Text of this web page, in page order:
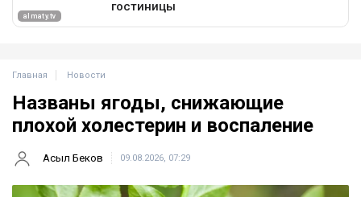
Главная Новости
Названы ягоды, снижающие
плохой холестерин и воспаление
Асыл Беков 09.08.2026, 07:29